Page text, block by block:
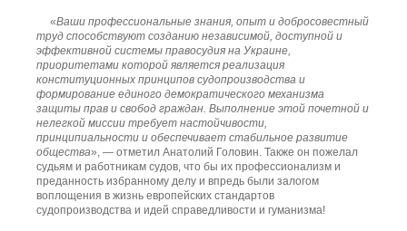
«Ваши профессиональные знания, опыт и добросовестный
труд способствуют созданию независимой, доступной и
эффективной системы правосудия на Украине,
приоритетами которой является реализация
конституционных принципов судопроизводства и
формирование единого демократического механизма
защиты прав и свобод граждан. Выполнение этой почетной и
нелегкой миссии требует настойчивости,
принципиальности и обеспечивает стабильное развитие
общества», — отметил Анатолий Головин. Также он пожелал
судьям и работникам судов, что бы их профессионализм и
преданность избранному делу и впредь были залогом
воплощения в жизнь европейских стандартов
судопроизводства и идей справедливости и гуманизма!